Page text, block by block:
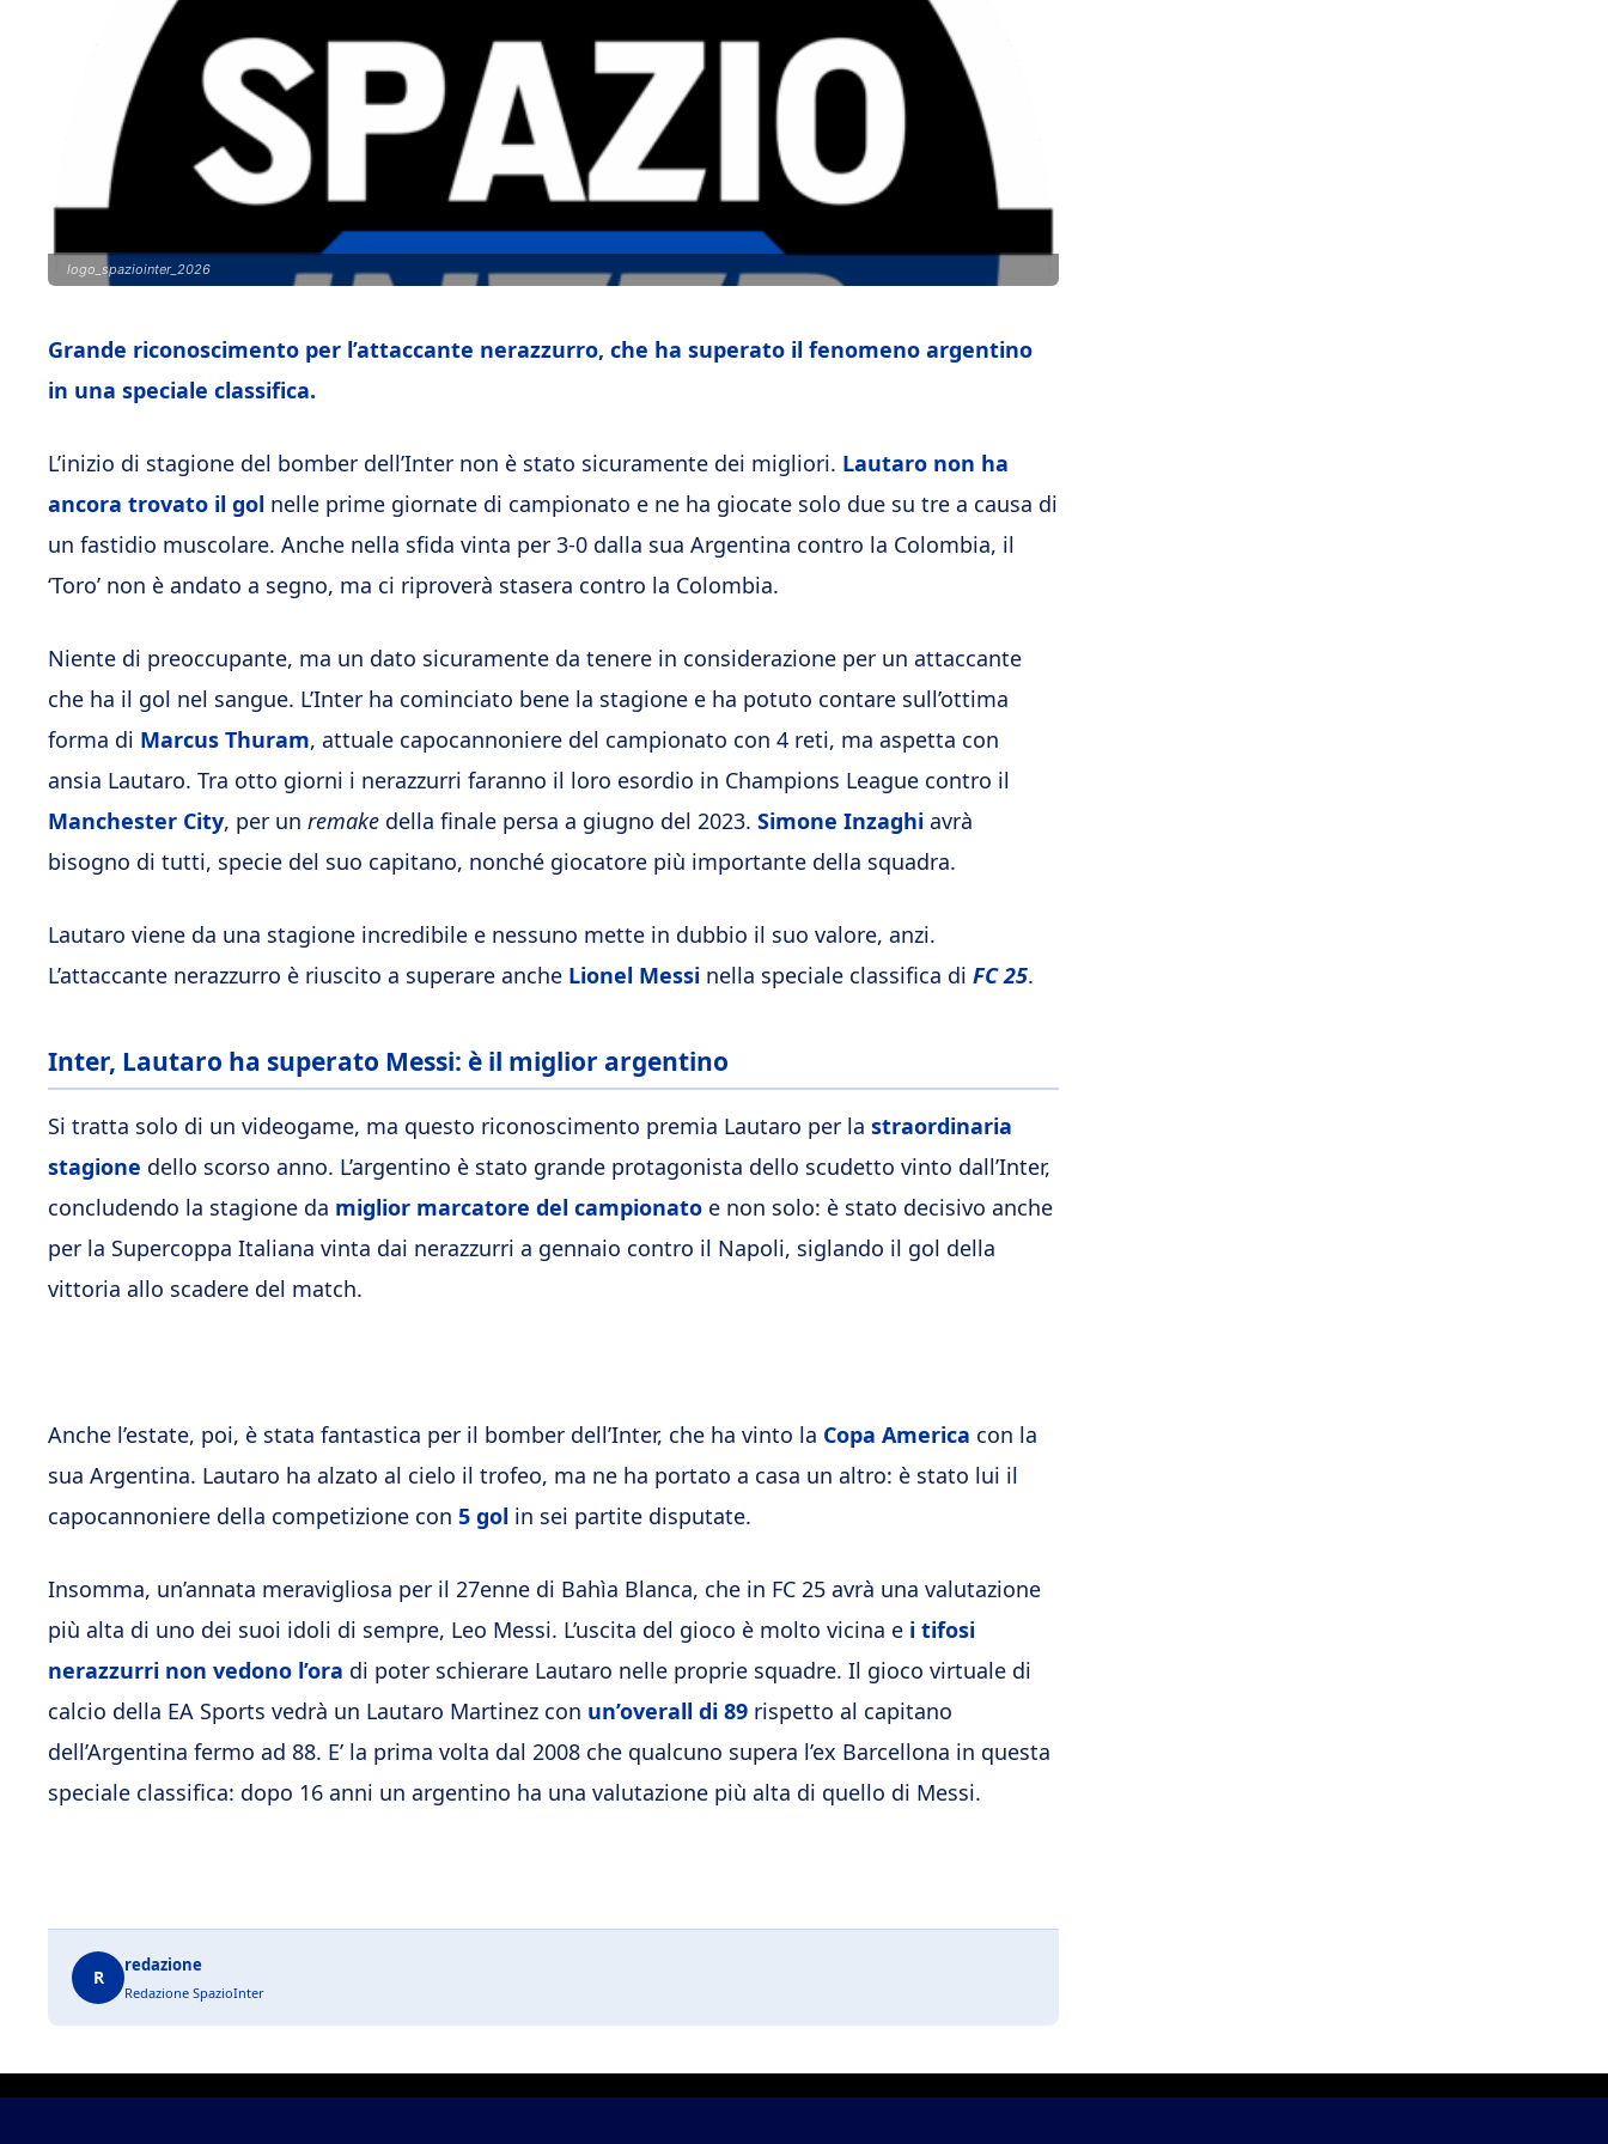
logo_spaziointer_2026
Grande riconoscimento per l’attaccante nerazzurro, che ha superato il fenomeno argentino
in una speciale classifica.
L’inizio di stagione del bomber dell’Inter non è stato sicuramente dei migliori. Lautaro non ha
ancora trovato il gol nelle prime giornate di campionato e ne ha giocate solo due su tre a causa di
un fastidio muscolare. Anche nella sfida vinta per 3-0 dalla sua Argentina contro la Colombia, il
‘Toro’ non è andato a segno, ma ci riproverà stasera contro la Colombia.
Niente di preoccupante, ma un dato sicuramente da tenere in considerazione per un attaccante
che ha il gol nel sangue. L’Inter ha cominciato bene la stagione e ha potuto contare sull’ottima
forma di Marcus Thuram, attuale capocannoniere del campionato con 4 reti, ma aspetta con
ansia Lautaro. Tra otto giorni i nerazzurri faranno il loro esordio in Champions League contro il
Manchester City, per un remake della finale persa a giugno del 2023. Simone Inzaghi avrà
bisogno di tutti, specie del suo capitano, nonché giocatore più importante della squadra.
Lautaro viene da una stagione incredibile e nessuno mette in dubbio il suo valore, anzi.
L’attaccante nerazzurro è riuscito a superare anche Lionel Messi nella speciale classifica di FC 25.
Inter, Lautaro ha superato Messi: è il miglior argentino
Si tratta solo di un videogame, ma questo riconoscimento premia Lautaro per la straordinaria
stagione dello scorso anno. L’argentino è stato grande protagonista dello scudetto vinto dall’Inter,
concludendo la stagione da miglior marcatore del campionato e non solo: è stato decisivo anche
per la Supercoppa Italiana vinta dai nerazzurri a gennaio contro il Napoli, siglando il gol della
vittoria allo scadere del match.
Anche l’estate, poi, è stata fantastica per il bomber dell’Inter, che ha vinto la Copa America con la
sua Argentina. Lautaro ha alzato al cielo il trofeo, ma ne ha portato a casa un altro: è stato lui il
capocannoniere della competizione con 5 gol in sei partite disputate.
Insomma, un’annata meravigliosa per il 27enne di Bahìa Blanca, che in FC 25 avrà una valutazione
più alta di uno dei suoi idoli di sempre, Leo Messi. L’uscita del gioco è molto vicina e i tifosi
nerazzurri non vedono l’ora di poter schierare Lautaro nelle proprie squadre. Il gioco virtuale di
calcio della EA Sports vedrà un Lautaro Martinez con un’overall di 89 rispetto al capitano
dell’Argentina fermo ad 88. E’ la prima volta dal 2008 che qualcuno supera l’ex Barcellona in questa
speciale classifica: dopo 16 anni un argentino ha una valutazione più alta di quello di Messi.
R
redazione
Redazione SpazioInter